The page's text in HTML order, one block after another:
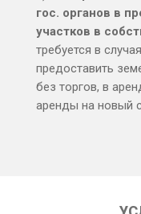
гос. органов в
участков в
требуется в
предоставить
без торгов, в
аренды на новый